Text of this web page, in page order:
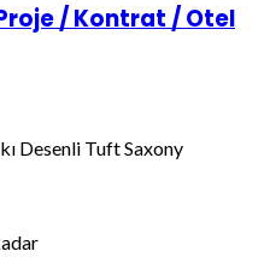
/ Kontrat / Otel
Desenli Tuft Saxony